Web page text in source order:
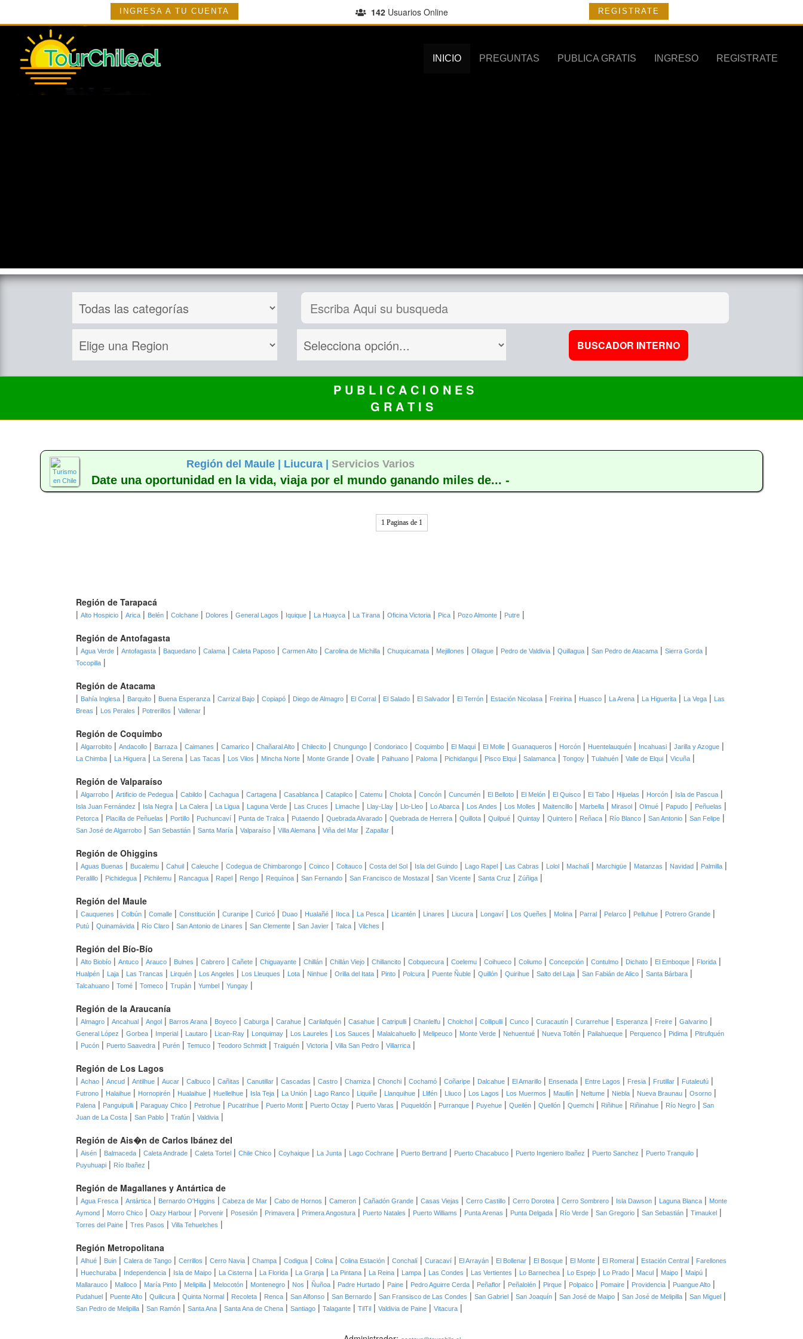
INGRESA A TU CUENTA 142Usuarios Online REGISTRATE
INICIO PREGUNTAS PUBLICA GRATIS INGRESO REGISTRATE
P U B L I C A C I O N E S
G R A T I S
Región del Maule | Liucura | Servicios Varios
Date una oportunidad en la vida, viaja por el mundo ganando miles de... -
1 Paginas de 1
Región de Tarapacá
| Alto Hospicio | Arica | Belén | Colchane | Dolores | General Lagos | Iquique | La Huayca | La Tirana | Oficina Victoria | Pica | Pozo Almonte | Putre |
Región de Antofagasta
| Agua Verde | Antofagasta | Baquedano | Calama | Caleta Paposo | Carmen Alto | Carolina de Michilla | Chuquicamata | Mejillones | Ollague | Pedro de Valdivia | Quillagua | San Pedro de Atacama | Sierra Gorda |
Tocopilla |
Región de Atacama
| Bahía Inglesa | Barquito | Buena Esperanza | Carrizal Bajo | Copiapó | Diego de Almagro | El Corral | El Salado | El Salvador | El Terrón | Estación Nicolasa | Freirina | Huasco | La Arena | La Higuerita | La Vega | Las
Breas | Los Perales | Potrerillos | Vallenar |
Región de Coquimbo
| Algarrobito | Andacollo | Barraza | Caimanes | Camarico | Chañaral Alto | Chilecito | Chungungo | Condoriaco | Coquimbo | El Maqui | El Molle | Guanaqueros | Horcón | Huentelauquén | Incahuasi | Jarilla y Azogue |
La Chimba | La Higuera | La Serena | Las Tacas | Los Vilos | Mincha Norte | Monte Grande | Ovalle | Paihuano | Paloma | Pichidangui | Pisco Elqui | Salamanca | Tongoy | Tulahuén | Valle de Elqui | Vicuña |
Región de Valparaíso
| Algarrobo | Artificio de Pedegua | Cabildo | Cachagua | Cartagena | Casablanca | Catapilco | Catemu | Cholota | Concón | Cuncumén | El Belloto | El Melón | El Quisco | El Tabo | Hijuelas | Horcón | Isla de Pascua |
Isla Juan Fernández | Isla Negra | La Calera | La Ligua | Laguna Verde | Las Cruces | Limache | Llay-Llay | Llo-Lleo | Lo Abarca | Los Andes | Los Molles | Maitencillo | Marbella | Mirasol | Olmué | Papudo | Peñuelas |
Petorca | Placilla de Peñuelas | Portillo | Puchuncaví | Punta de Tralca | Putaendo | Quebrada Alvarado | Quebrada de Herrera | Quillota | Quilpué | Quintay | Quintero | Reñaca | Río Blanco | San Antonio | San Felipe |
San José de Algarrobo | San Sebastián | Santa María | Valparaíso | Villa Alemana | Viña del Mar | Zapallar |
Región de Ohiggins
| Aguas Buenas | Bucalemu | Cahuil | Caleuche | Codegua de Chimbarongo | Coinco | Coltauco | Costa del Sol | Isla del Guindo | Lago Rapel | Las Cabras | Lolol | Machalí | Marchigüe | Matanzas | Navidad | Palmilla |
Peralillo | Pichidegua | Pichilemu | Rancagua | Rapel | Rengo | Requínoa | San Fernando | San Francisco de Mostazal | San Vicente | Santa Cruz | Zúñiga |
Región del Maule
| Cauquenes | Colbún | Comalle | Constitución | Curanipe | Curicó | Duao | Hualañé | Iloca | La Pesca | Licantén | Linares | Liucura | Longaví | Los Queñes | Molina | Parral | Pelarco | Pelluhue | Potrero Grande |
Putú | Quinamávida | Río Claro | San Antonio de Linares | San Clemente | San Javier | Talca | Vilches |
Región del Bío-Bío
| Alto Biobío | Antuco | Arauco | Bulnes | Cabrero | Cañete | Chiguayante | Chillán | Chillán Viejo | Chillancito | Cobquecura | Coelemu | Coihueco | Coliumo | Concepción | Contulmo | Dichato | El Emboque | Florida |
Hualpén | Laja | Las Trancas | Lirquén | Los Angeles | Los Lleuques | Lota | Ninhue | Orilla del Itata | Pinto | Polcura | Puente Ñuble | Quillón | Quirihue | Salto del Laja | San Fabián de Alico | Santa Bárbara |
Talcahuano | Tomé | Tomeco | Trupán | Yumbel | Yungay |
Región de la Araucanía
| Almagro | Ancahual | Angol | Barros Arana | Boyeco | Caburga | Carahue | Carilafquén | Casahue | Catripulli | Chanlelfu | Cholchol | Collipulli | Cunco | Curacautín | Curarrehue | Esperanza | Freire | Galvarino |
General López | Gorbea | Imperial | Lautaro | Lican-Ray | Lonquimay | Los Laureles | Los Sauces | Malalcahuello | Melipeuco | Monte Verde | Nehuentué | Nueva Toltén | Pailahueque | Perquenco | Pidima | Pitrufquén
| Pucón | Puerto Saavedra | Purén | Temuco | Teodoro Schmidt | Traiguén | Victoria | Villa San Pedro | Villarrica |
Región de Los Lagos
| Achao | Ancud | Antilhue | Aucar | Calbuco | Cañitas | Canutillar | Cascadas | Castro | Chamiza | Chonchi | Cochamó | Coñaripe | Dalcahue | El Amarillo | Ensenada | Entre Lagos | Fresia | Frutillar | Futaleufú |
Futrono | Halaihue | Hornopirén | Hualaihue | Huellelhue | Isla Teja | La Unión | Lago Ranco | Liquiñe | Llanquihue | Llifén | Lliuco | Los Lagos | Los Muermos | Maullín | Neltume | Niebla | Nueva Braunau | Osorno |
Palena | Panguipulli | Paraguay Chico | Petrohue | Pucatrihue | Puerto Montt | Puerto Octay | Puerto Varas | Puqueldón | Purranque | Puyehue | Queilén | Quellón | Quemchi | Riñihue | Riñinahue | Río Negro | San
Juan de La Costa | San Pablo | Trafún | Valdivia |
Región de Ais�n de Carlos Ibánez del
| Aisén | Balmaceda | Caleta Andrade | Caleta Tortel | Chile Chico | Coyhaique | La Junta | Lago Cochrane | Puerto Bertrand | Puerto Chacabuco | Puerto Ingeniero Ibañez | Puerto Sanchez | Puerto Tranquilo |
Puyuhuapi | Río Ibañez |
Región de Magallanes y Antártica de
| Agua Fresca | Antártica | Bernardo O'Higgins | Cabeza de Mar | Cabo de Hornos | Cameron | Cañadón Grande | Casas Viejas | Cerro Castillo | Cerro Dorotea | Cerro Sombrero | Isla Dawson | Laguna Blanca | Monte
Aymond | Morro Chico | Oazy Harbour | Porvenir | Posesión | Primavera | Primera Angostura | Puerto Natales | Puerto Williams | Punta Arenas | Punta Delgada | Río Verde | San Gregorio | San Sebastián | Timaukel |
Torres del Paine | Tres Pasos | Villa Tehuelches |
Región Metropolitana
| Alhué | Buin | Calera de Tango | Cerrillos | Cerro Navia | Champa | Codigua | Colina | Colina Estación | Conchalí | Curacaví | El Arrayán | El Bollenar | El Bosque | El Monte | El Romeral | Estación Central | Farellones
| Huechuraba | Independencia | Isla de Maipo | La Cisterna | La Florida | La Granja | La Pintana | La Reina | Lampa | Las Condes | Las Vertientes | Lo Barnechea | Lo Espejo | Lo Prado | Macul | Maipo | Maipú |
Mallarauco | Malloco | María Pinto | Melipilla | Melocotón | Montenegro | Nos | Ñuñoa | Padre Hurtado | Paine | Pedro Aguirre Cerda | Peñaflor | Peñalolén | Pirque | Polpaico | Pomaire | Providencia | Puangue Alto |
Pudahuel | Puente Alto | Quilicura | Quinta Normal | Recoleta | Renca | San Alfonso | San Bernardo | San Fransisco de Las Condes | San Gabriel | San Joaquín | San José de Maipo | San José de Melipilla | San Miguel |
San Pedro de Melipilla | San Ramón | Santa Ana | Santa Ana de Chena | Santiago | Talagante | TilTil | Valdivia de Paine | Vitacura |